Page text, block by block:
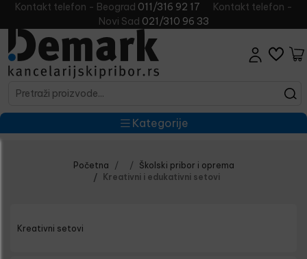
Kontakt telefon - Beograd 011/316 92 17
Kontakt telefon -
Novi Sad 021/310 96 33
Kategorije
Početna
Školski pribor i oprema
Kreativni i edukativni setovi
Kreativni setovi